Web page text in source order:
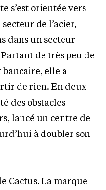
s’est orientée vers
de l’acier,
dans un secteur
de très peu de
bancaire, elle a
de rien. En deux
des obstacles
lancé un centre de
à doubler son
Cactus. La marque